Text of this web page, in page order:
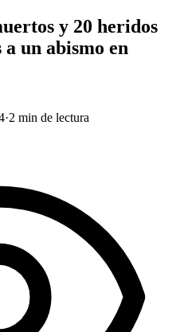
y 20 heridos
un abismo en
·2 min de lectura